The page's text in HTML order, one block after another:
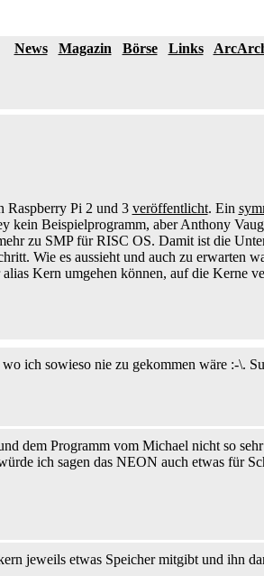
News Magazin Börse Links
Raspberry Pi 2 und 3 veröffentlicht. Ein
kein Beispielprogramm, aber Anthony
zu SMP für RISC OS. Damit ist die
Wie es aussieht und auch zu
Kern umgehen können, auf die Kerne
ich sowieso nie zu gekommen wäre :-\.
dem Programm vom Michael nicht so
ich sagen das NEON auch etwas für
jeweils etwas Speicher mitgibt und ihn